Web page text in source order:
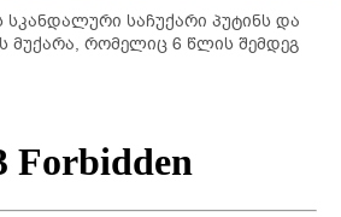
საჩუქარი პუტინს და
მუქარა, რომელიც 6 წლის შემდეგ